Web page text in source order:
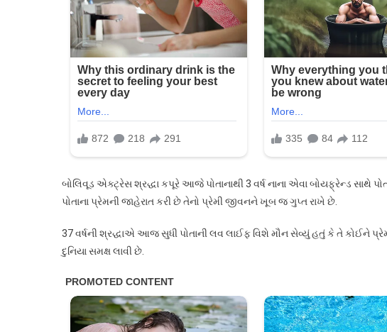
પ્યાર,
3
વર્ષ
નાના
બોયફ્રેન્ડ
રાહુલ
સાથે
લિવ-
બોલિવૂડ એક્ટ્રેસ શ્રદ્ધા કપૂરે આજે પોતાનાથી 3 વર્ષ નાના એવા બોયફ્રેન્ડ સાથે
પોતાના પ્રેમની જાહેરાત કરી છે તેનો પ્રેમી જીવનને ખૂબ જ ગુપ્ત રાખે છે.
37 વર્ષની શ્રદ્ધાએ આજ સુધી પોતાની લવ લાઈફ વિશે મૌન સેવ્યું હતું કે તે કોઈને
દુનિયા સમક્ષ લાવી છે.